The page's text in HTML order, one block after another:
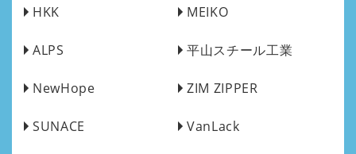
HKK MEIKO
ALPS 平山スチール工業
NewHope ZIM ZIPPER
SUNACE VanLack